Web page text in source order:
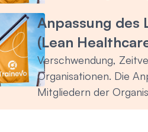
Anpassung des
(Lean
Verschwendung,
Organisationen. Die
Mitgliedern der
Schulung ermöglicht